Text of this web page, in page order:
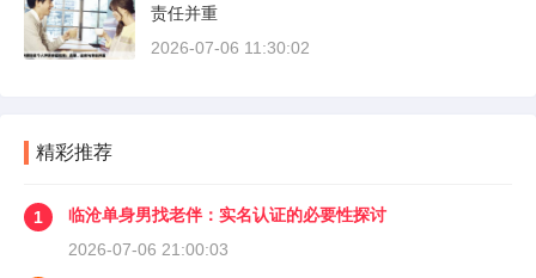
责任并重
2026-07-06 11:30:02
精彩推荐
1
临沧单身男找老伴：实名认证的必要性探讨
2026-07-06 21:00:03